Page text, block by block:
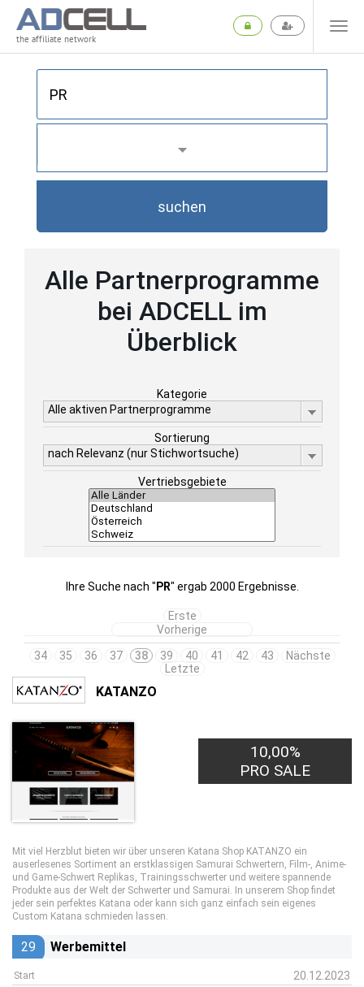
the affiliate network
suchen
Alle Partnerprogramme
bei ADCELL im
Überblick
Kategorie
Alle aktiven Partnerprogramme
Sortierung
nach Relevanz (nur Stichwortsuche)
Vertriebsgebiete
Ihre Suche nach " PR" ergab 2000 Ergebnisse.
Erste
Vorherige
34
35 36 37 38 39 40 41 42 43
Nächste
Letzte
KATANZO
10,00%
PRO SALE
Mit viel Herzblut bieten wir über unseren Katana Shop KATANZO ein
auserlesenes Sortiment an erstklassigen Samurai Schwertern, Film-, Anime-
und Game-Schwert Replikas, Trainingsschwerter und weitere spannende
Produkte aus der Welt der Schwerter und Samurai. In unserem Shop findet
jeder sein perfektes Katana oder kann sich ganz einfach sein eigenes
Custom Katana schmieden lassen.
29 Werbemittel
Start 20.12.2023